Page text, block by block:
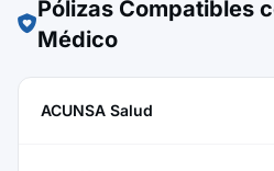
Pólizas Compatibles
Médico
ACUNSA Salud